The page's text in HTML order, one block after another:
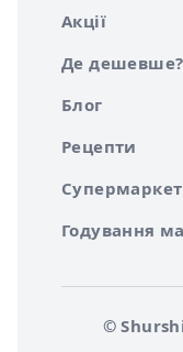
Акції
Де дешевше?
Блог
Рецепти
Годування
©